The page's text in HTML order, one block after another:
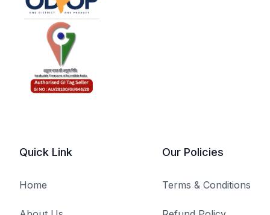
Quick Link
Home
Our Policies
Terms & Conditions